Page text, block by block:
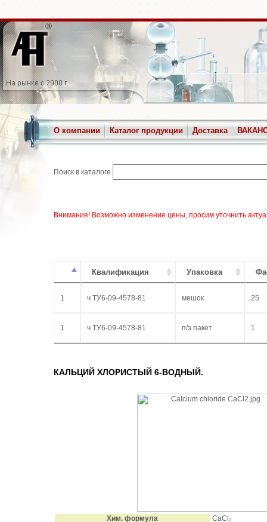
О компании Каталог продукции Доставка
Поиск в каталоге
Внимание! Возможно изменение цены, просим уточнить
Квалификация Упаковка
1 ч ТУ6-09-4578-81 мешок 25
1 ч ТУ6-09-4578-81 п/э пакет 1
КАЛЬЦИЙ ХЛОРИСТЫЙ 6-ВОДНЫЙ.
Хим. формула
CaCl₂